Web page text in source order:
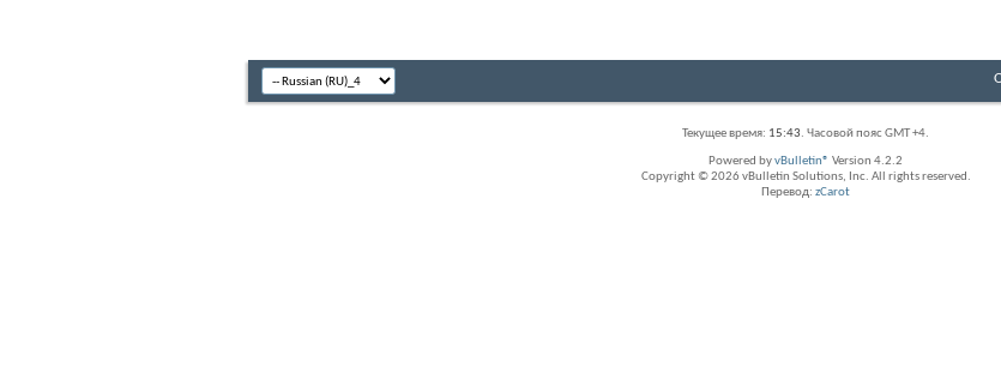
Текущее время: 15:43. Часовой пояс GMT +4.
Powered byvBulletin® Version 4.2.2
Copyright © 2026 vBulletin Solutions, Inc. All rights reserved.
Перевод: zCarot